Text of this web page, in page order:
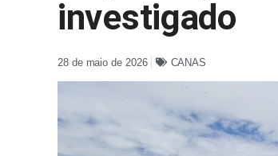
investigado
28 de maio de 2026 CANAS